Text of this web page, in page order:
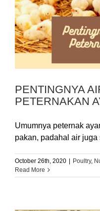
PENTINGNYA
PETERNAKAN
Umumnya peternak
pakan, padahal air juga
October 26th, 2020 Poultry,
Read More